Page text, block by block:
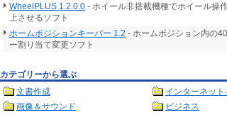
WheelPLUS 1.2.0.0 - ホイール非搭載機種でホイール操
上させるソフト
ホームポジションキーパー 1.2 - ホームポジション内の
ー割り当て変更ソフト
カテゴリーから選ぶ
文書作成
インターネット
画像＆サウンド
ビジネス